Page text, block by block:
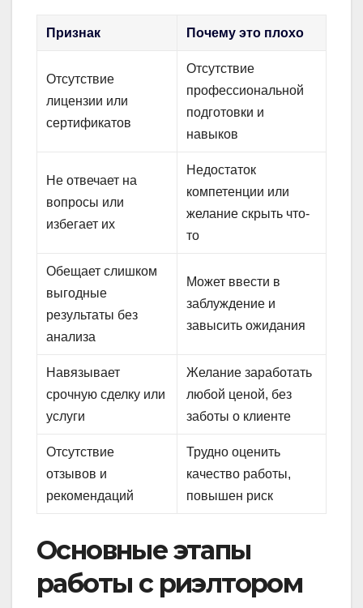
Признак Почему это плохо
Отсутствие
лицензии или
сертификатов
Отсутствие
профессиональной
подготовки и
навыков
Не отвечает на
вопросы или
избегает их
Недостаток
компетенции или
желание скрыть что-
то
Обещает слишком
выгодные
результаты без
анализа
Может ввести в
заблуждение и
завысить ожидания
Навязывает
срочную сделку или
услуги
Желание заработать
любой ценой, без
заботы о клиенте
Отсутствие
отзывов и
рекомендаций
Трудно оценить
качество работы,
повышен риск
Основные этапы
работы с риэлтором